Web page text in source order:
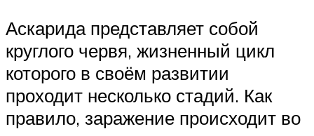
Аскарида представляет собой
круглого червя, жизненный цикл
которого в своём развитии
проходит несколько стадий. Как
правило, заражение происходит во